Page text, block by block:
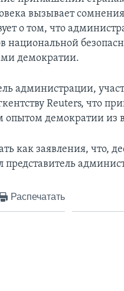
вызывает сомнения
о том, что
национальной
демократии.
администрации,
Reuters, что
демократии из
как заявления, что,
представитель
Распечатать